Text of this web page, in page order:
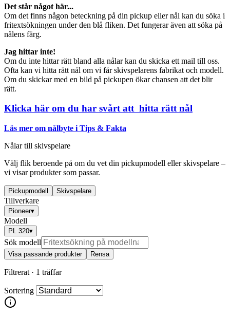
Det står något här...
Om det finns någon beteckning på din pickup eller nål kan du söka i
fritextsökningen under den blå fliken. Det fungerar även att söka på
nålens färg.
Jag hittar inte!
Om du inte hittar rätt bland alla nålar kan du skicka ett mail till oss.
Ofta kan vi hitta rätt nål om vi får skivspelarens fabrikat och modell.
Om du skickar med en bild på pickupen ökar chansen att det blir
rätt.
Klicka här om du har svårt att hitta rätt nål
Läs mer om nålbyte i Tips & Fakta
Nålar till skivspelare
Välj flik beroende på om du vet din pickupmodell eller skivspelare –
vi visar produkter som passar.
Pickupmodell Skivspelare
Tillverkare
Pioneer▾
Modell
PL 320▾
Sök modell
Visa passande produkter Rensa
Filtrerat · 1 träffar
Sortering